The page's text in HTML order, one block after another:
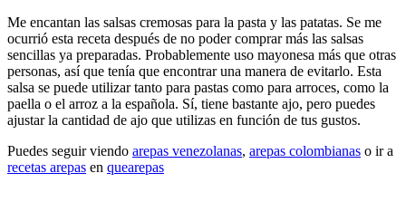
Me encantan las salsas cremosas para la pasta y las patatas. Se me
ocurrió esta receta después de no poder comprar más las salsas
sencillas ya preparadas. Probablemente uso mayonesa más que otras
personas, así que tenía que encontrar una manera de evitarlo. Esta
salsa se puede utilizar tanto para pastas como para arroces, como la
paella o el arroz a la española. Sí, tiene bastante ajo, pero puedes
ajustar la cantidad de ajo que utilizas en función de tus gustos.
Puedes seguir viendo arepas venezolanas, arepas colombianas o ir a
recetas arepas en quearepas